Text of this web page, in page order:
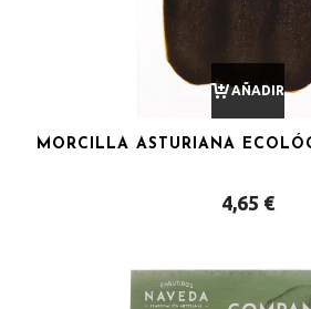
AÑADIR
AL
CARRITO
MORCILLA ASTURIANA
4,65 €